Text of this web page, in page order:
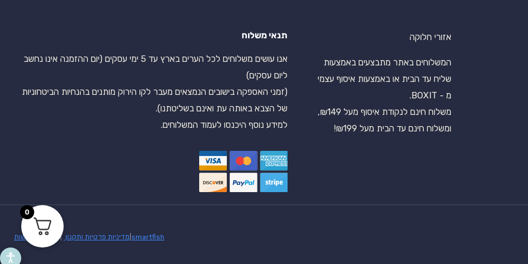
אזורי חלוקה
המשלוחים באתר מתבצעים באמצעות
שליח עד הבית או באמצעות איסוף עצמי
מ - BOXIT.
משלוח חינם לנקודת איסוף מעל ₪149,
ומשלוח חינם עד הבית מעל ₪199!
תנאי משלוח
אנו עושים משלוחים לכל הערים בארץ עד 5 ימי עסקים (יום ההזמנה אינו נחשב
ליום עסקים)
(זמני האספקה בישובים הנמצאים מעבר לקו הירוק מותנים בהנחיות הביטחוניות
של הצבא באותה עת ואינם בשליטתנו).
למידע נוסף היכנסו לעמוד המשלוחים.
smartfish מדיניות פרטיות ותקנון | הצהרת נגישות
0